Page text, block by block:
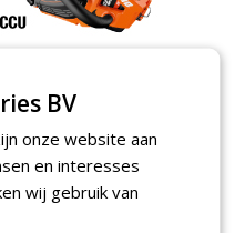
ETT op
september 2026
voor
BV
onze website aan
en interesses
wij gebruik van